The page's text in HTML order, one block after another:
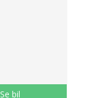
Se bil